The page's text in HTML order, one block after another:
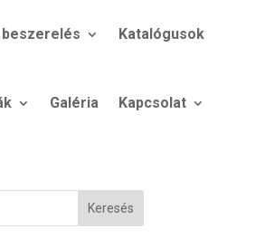
beszerelés Katalógusok
Galéria Kapcsolat
Keresés